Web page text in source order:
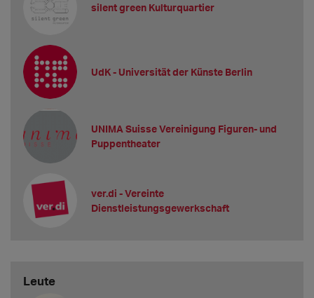
silent green Kulturquartier
UdK - Universität der Künste Berlin
UNIMA Suisse Vereinigung Figuren- und
Puppentheater
ver.di - Vereinte
Dienstleistungsgewerkschaft
Leute